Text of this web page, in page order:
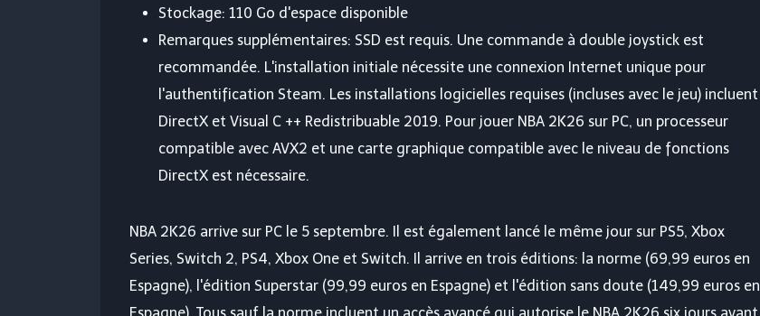
Stockage: 110 Go d'espace disponible
Remarques supplémentaires: SSD est requis. Une commande à double joystick est
recommandée. L'installation initiale nécessite une connexion Internet unique pour
l'authentification Steam. Les installations logicielles requises (incluses avec le jeu) incluent
DirectX et Visual C ++ Redistribuable 2019. Pour jouer NBA 2K26 sur PC, un processeur
compatible avec AVX2 et une carte graphique compatible avec le niveau de fonctions
DirectX est nécessaire.
NBA 2K26 arrive sur PC le 5 septembre. Il est également lancé le même jour sur PS5, Xbox
Series, Switch 2, PS4, Xbox One et Switch. Il arrive en trois éditions: la norme (69,99 euros en
Espagne), l'édition Superstar (99,99 euros en Espagne) et l'édition sans doute (149,99 euros en